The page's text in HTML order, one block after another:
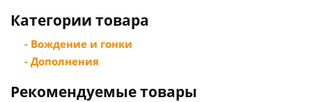
Категории товара
- Вождение и гонки
- Дополнения
Рекомендуемые товары